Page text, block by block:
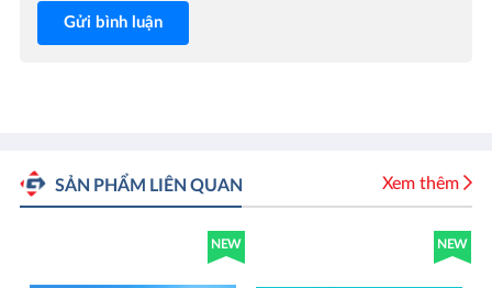
Gửi bình luận
SẢN PHẨM LIÊN QUAN Xem thêm
NEW NEW